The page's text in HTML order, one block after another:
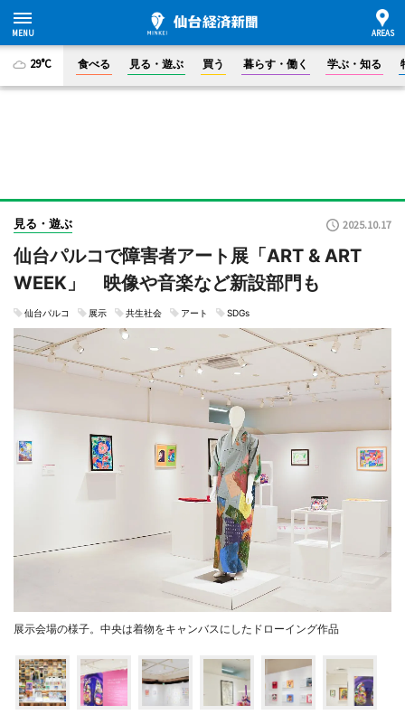
29°C 食べる 見る・遊ぶ 買う 暮らす・働く 学ぶ・知る
見る・遊ぶ 2025.10.17
仙台パルコで障害者アート展「ART & ART
WEEK」 映像や音楽など新設部門も
仙台パルコ 展示 共生社会 アート SDGs
展示会場の様子。中央は着物をキャンバスにしたドローイング作品